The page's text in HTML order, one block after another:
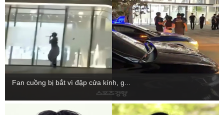
Fan cuồng bị bắt vì đập cửa kính, g...